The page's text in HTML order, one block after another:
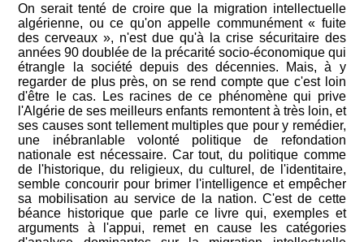
On serait tenté de croire que la migration intellectuelle
algérienne, ou ce qu'on appelle communément « fuite
des cerveaux », n'est due qu'à la crise sécuritaire des
années 90 doublée de la précarité socio-économique qui
étrangle la société depuis des décennies. Mais, à y
regarder de plus près, on se rend compte que c'est loin
d'être le cas. Les racines de ce phénomène qui prive
l'Algérie de ses meilleurs enfants remontent à très loin, et
ses causes sont tellement multiples que pour y remédier,
une inébranlable volonté politique de refondation
nationale est nécessaire. Car tout, du politique comme
de l'historique, du religieux, du culturel, de l'identitaire,
semble concourir pour brimer l'intelligence et empêcher
sa mobilisation au service de la nation. C'est de cette
béance historique que parle ce livre qui, exemples et
arguments à l'appui, remet en cause les catégories